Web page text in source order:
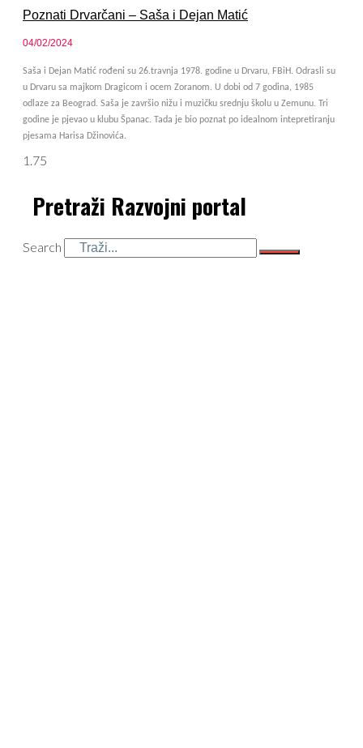
Poznati Drvarčani – Saša i Dejan Matić
04/02/2024
Saša i Dejan Matić rođeni su 26.travnja 1978. godine u Drvaru, FBiH. Odrasli su
u Drvaru sa majkom Dragicom i ocem Zoranom. U dobi od 7 godina, 1985
odlaze za Beograd. Saša je završio nižu i muzičku srednju školu u Zemunu. Tri
godine je pjevao u klubu Španac. Tada je bio poznat po idealnom intepretiranju
pjesama Harisa Džinovića.
Pretraži Razvojni portal
Search